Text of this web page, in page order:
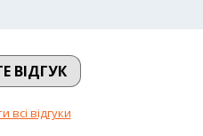
ВІДГУК
всі відгуки